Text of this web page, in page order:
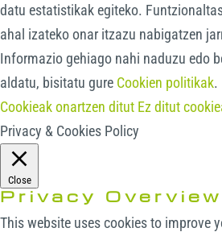
datu estatistikak egiteko.
ahal izateko onar itzazu nabigatzen
Informazio gehiago nahi naduzu edo
aldatu, bisitatu gure Cookien politikak.
Cookieak onartzen ditut Ez ditut
Privacy & Cookies Policy
Close
Privacy Overview
This website uses cookies to improve